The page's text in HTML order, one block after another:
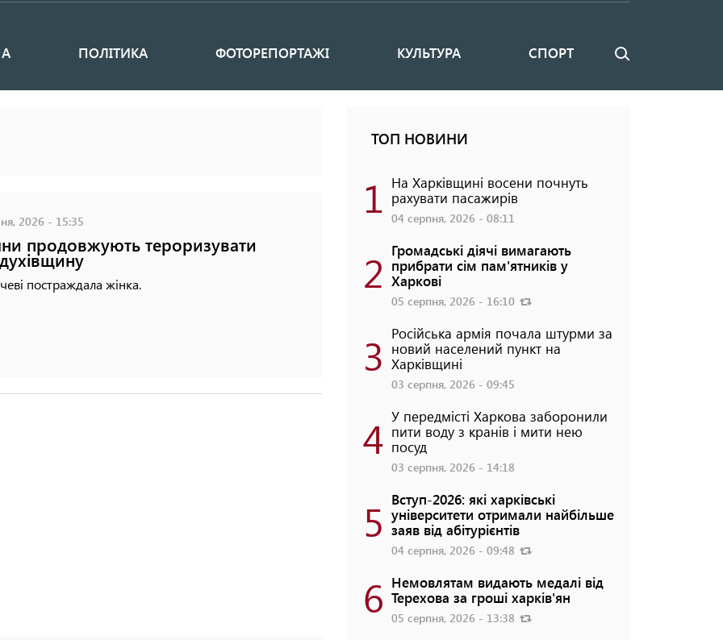
ПОЛІТИКА ФОТОРЕПОРТАЖІ КУЛЬТУРА СПОРТ Пошук
2026 - 15:35
продовжують тероризувати
постраждала жінка.
ТОП НОВИНИ
1 На Харківщині восени почнуть
рахувати пасажирів
04 серпня, 2026 - 08:11
2 Громадські діячі вимагають
прибрати сім пам'ятників у
Харкові
05 серпня, 2026 - 16:10
3 Російська армія почала штурми за
новий населений пункт на
Харківщині
03 серпня, 2026 - 09:45
4 У передмісті Харкова заборонили
пити воду з кранів і мити нею
посуд
03 серпня, 2026 - 14:18
5 Вступ-2026: які харківські
університети отримали найбільше
заяв від абітурієнтів
04 серпня, 2026 - 09:48
6 Немовлятам видають медалі від
Терехова за гроші харків'ян
05 серпня, 2026 - 13:38